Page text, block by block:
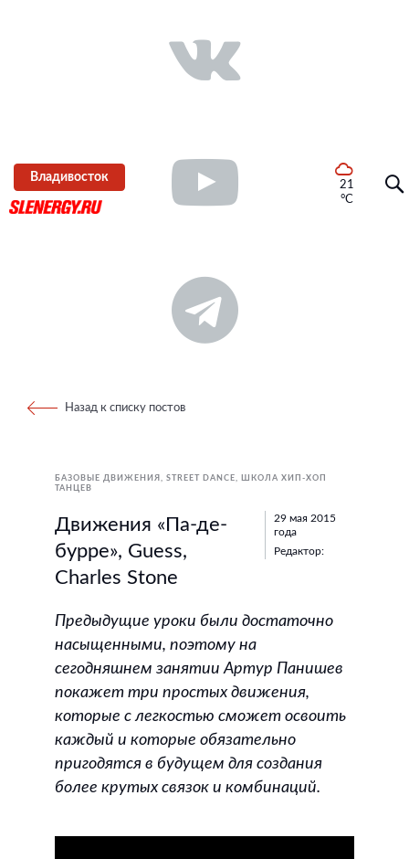
Владивосток
21
°C
Назад к списку постов
БАЗОВЫЕ ДВИЖЕНИЯ STREET DANCE
ШКОЛА ХИП-ХОП
ТАНЦЕВ
Движения «Па-де-
бурре», Guess,
Charles Stone
29 мая 2015
года
Редактор:
Предыдущие уроки были достаточно
насыщенными, поэтому на
сегодняшнем занятии Артур Панишев
покажет три простых движения,
которые с легкостью сможет освоить
каждый и которые обязательно
пригодятся в будущем для создания
более крутых связок и комбинаций.